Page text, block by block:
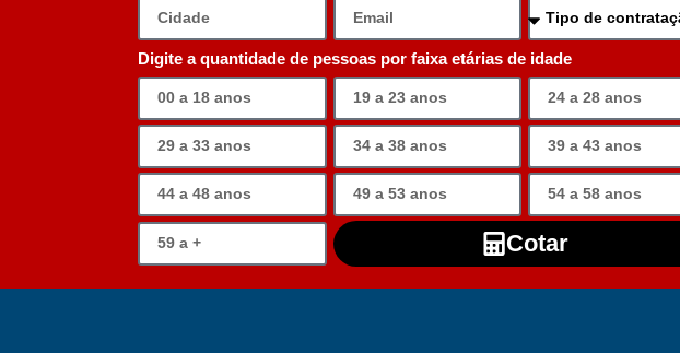
Digite a quantidade de pessoas por faixa etárias de idade
Cotar